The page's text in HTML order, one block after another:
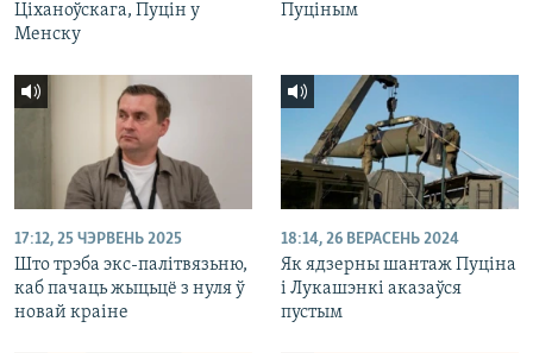
Ціханоўскага, Пуцін у
Менску
Пуціным
17:12, 25 ЧЭРВЕНЬ 2025
Што трэба экс-палітвязьню,
каб пачаць жыцьцё з нуля ў
новай краіне
18:14, 26 ВЕРАСЕНЬ 2024
Як ядзерны шантаж Пуціна
і Лукашэнкі аказаўся
пустым